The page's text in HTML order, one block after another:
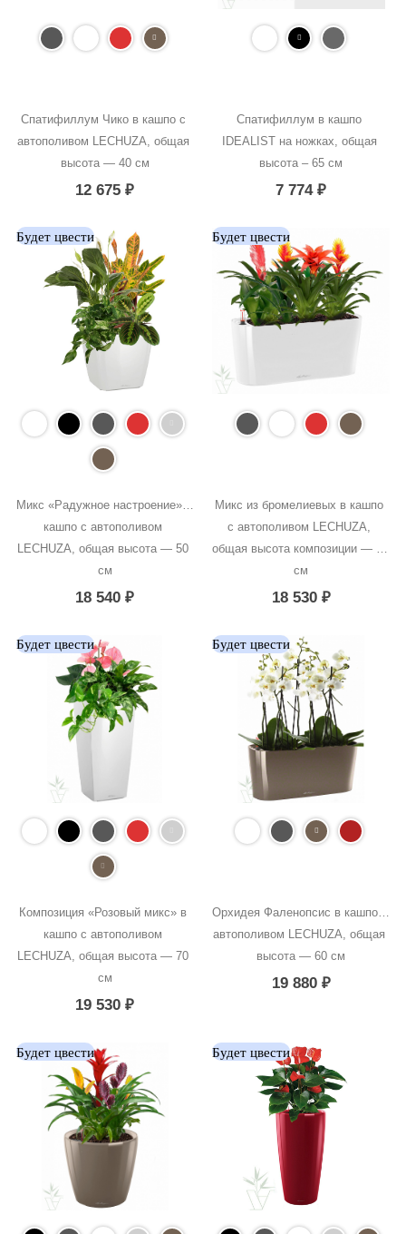
Спатифиллум Чико в кашпо с
автополивом LECHUZA, общая
высота — 40 см
12 675₽
Спатифиллум в кашпо
IDEALIST на ножках, общая
высота – 65 см
7 774₽
Будет цвести
Микс «Радужное настроение» в
кашпо с автополивом
LECHUZA, общая высота — 50
см
18 540₽
Будет цвести
Микс из бромелиевых в кашпо
с автополивом LECHUZA,
общая высота композиции — 50
см
18 530 ₽
Будет цвести
Композиция «Розовый микс» в
кашпо с автополивом
LECHUZA, общая высота — 70
см
19 530₽
Будет цвести
Орхидея Фаленопсис в кашпо с
автополивом LECHUZA, общая
высота — 60 см
19 880 ₽
Будет цвести Будет цвести